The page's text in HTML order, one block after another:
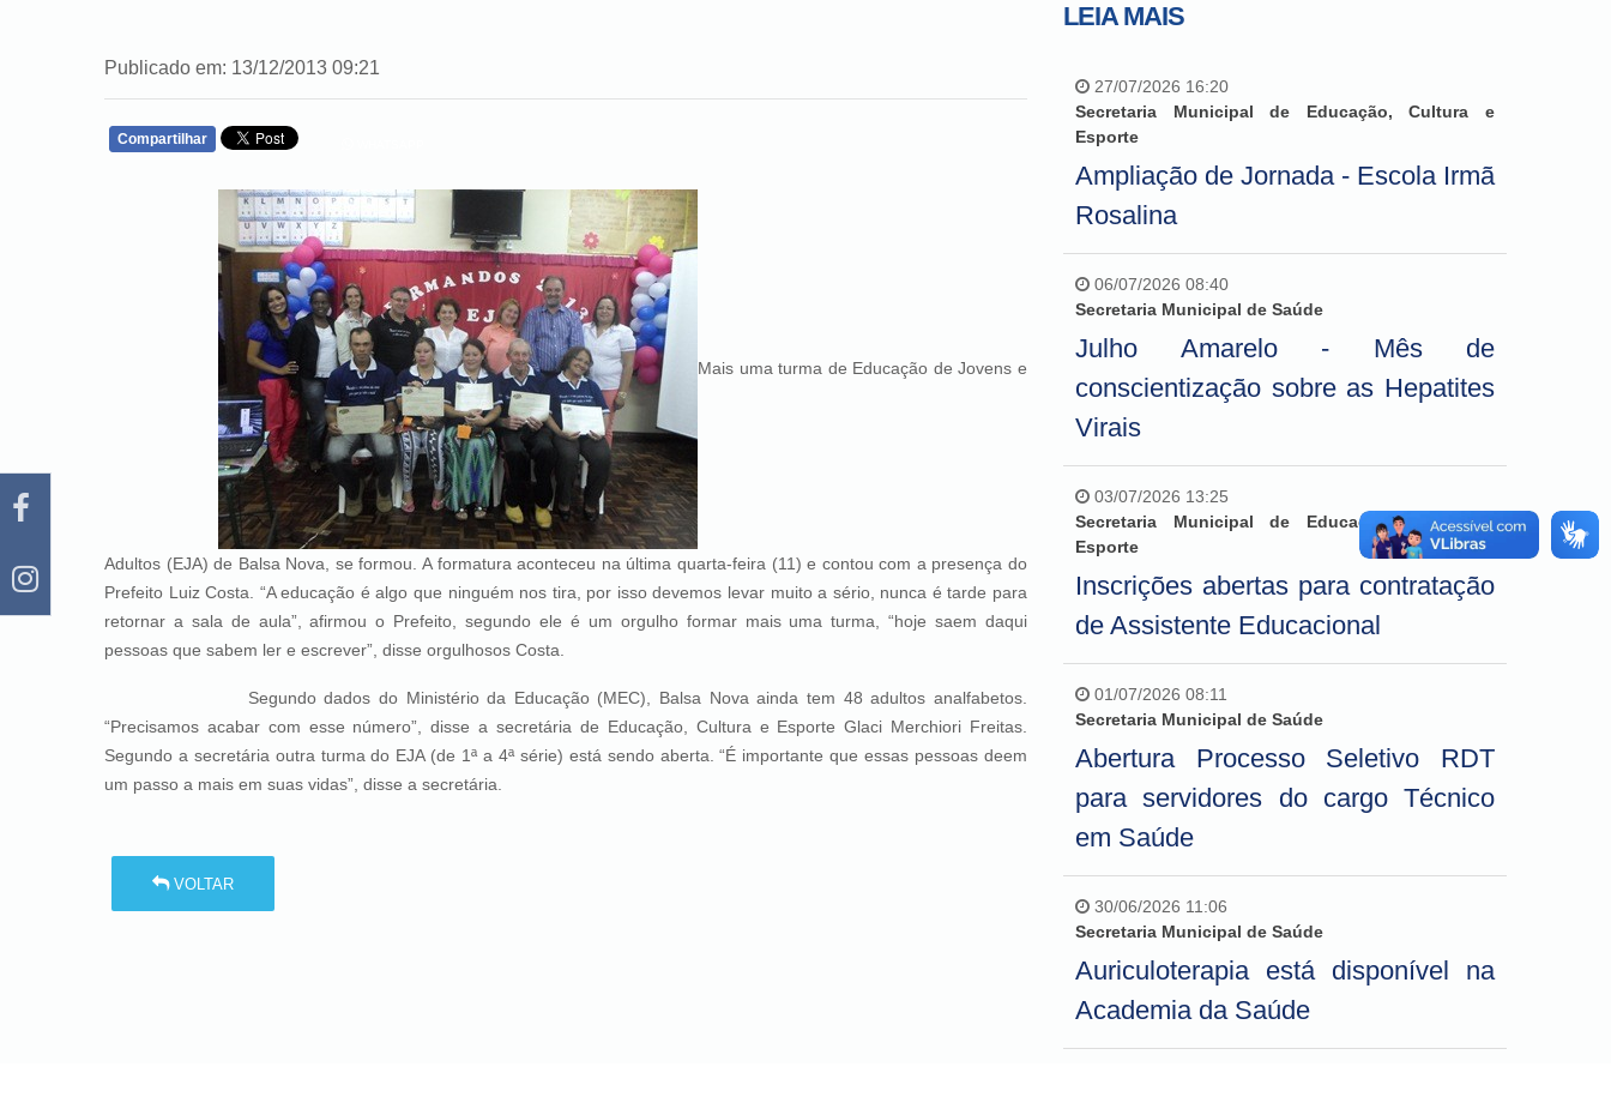
Publicado em: 13/12/2013 09:21
Compartilhar
Mais uma turma de Educação de Jovens e
Adultos (EJA) de Balsa Nova, se formou. A formatura aconteceu na última quarta-feira (11) e contou com a presença do
Prefeito Luiz Costa. “A educação é algo que ninguém nos tira, por isso devemos levar muito a sério, nunca é tarde para
retornar a sala de aula”, afirmou o Prefeito, segundo ele é um orgulho formar mais uma turma, “hoje saem daqui
pessoas que sabem ler e escrever”, disse orgulhosos Costa.
Segundo dados do Ministério da Educação (MEC), Balsa Nova ainda tem 48 adultos analfabetos.
“Precisamos acabar com esse número”, disse a secretária de Educação, Cultura e Esporte Glaci Merchiori Freitas.
Segundo a secretária outra turma do EJA (de 1ª a 4ª série) está sendo aberta. “É importante que essas pessoas deem
um passo a mais em suas vidas”, disse a secretária.
VOLTAR
LEIA MAIS
27/07/2026 16:20
Secretaria Municipal de Educação, Cultura e
Esporte
Ampliação de Jornada - Escola Irmã
Rosalina
06/07/2026 08:40
Secretaria Municipal de Saúde
Julho Amarelo - Mês de
conscientização sobre as Hepatites
Virais
03/07/2026 13:25
Secretaria Municipal de Educação, Cultura e
Esporte
Inscrições abertas para contratação
de Assistente Educacional
01/07/2026 08:11
Secretaria Municipal de Saúde
Abertura Processo Seletivo RDT
para servidores do cargo Técnico
em Saúde
30/06/2026 11:06
Secretaria Municipal de Saúde
Auriculoterapia está disponível na
Academia da Saúde